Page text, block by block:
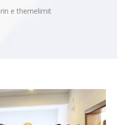
e themelimit